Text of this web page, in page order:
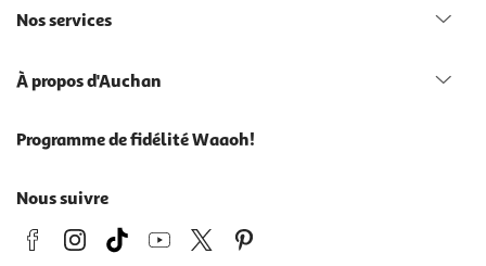
Nos services
À propos d'Auchan
Programme de fidélité Waaoh!
Nous suivre